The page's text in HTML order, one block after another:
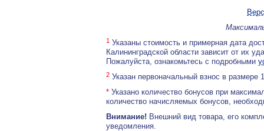
1 Указаны стоимость и примерная дата
Калининградской области зависит от их
Пожалуйста, ознакомьтесь с подробными
2 Указан первоначальный взнос в
* Указано количество бонусов при
количество начисляемых бонусов,
Внимание! Внешний вид товара, его
уведомления.